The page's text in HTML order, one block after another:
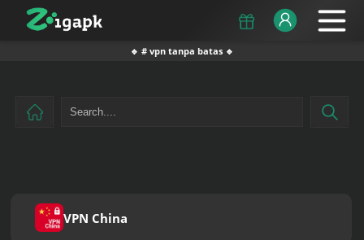
🔹 # vpn tanpa batas 🔹
VPN China